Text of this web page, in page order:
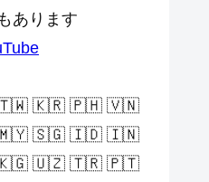
あります
🇰🇷 🇵🇭 🇻🇳
🇸🇬 🇮🇩 🇮🇳
🇺🇿 🇹🇷 🇵🇹